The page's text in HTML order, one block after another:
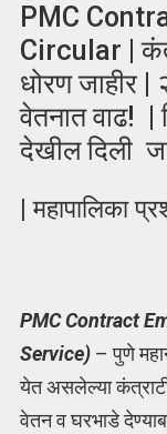
PMC
Circular |
धोरण जाहीर
वेतनात वाढ! |
देखील दिली
| महापालिका
PMC Contract
Service)– पुणे
येत असलेल्या कंत्राटी
वेतन व घरभाडे